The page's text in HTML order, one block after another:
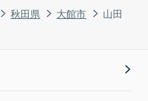
秋田県 大館市 山田